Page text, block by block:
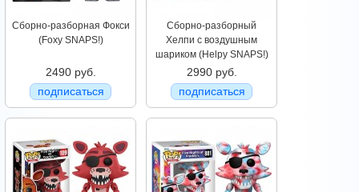
Сборно-разборная Фокси
(Foxy SNAPS!)
2490 руб.
подписаться
Сборно-разборный
Хелпи с воздушным
шариком (Helpy SNAPS!)
2990 руб.
подписаться